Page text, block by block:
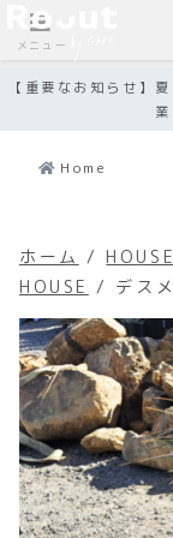
【重要なお知らせ】
Home
ホーム /
HOUSE / デス
メニュー